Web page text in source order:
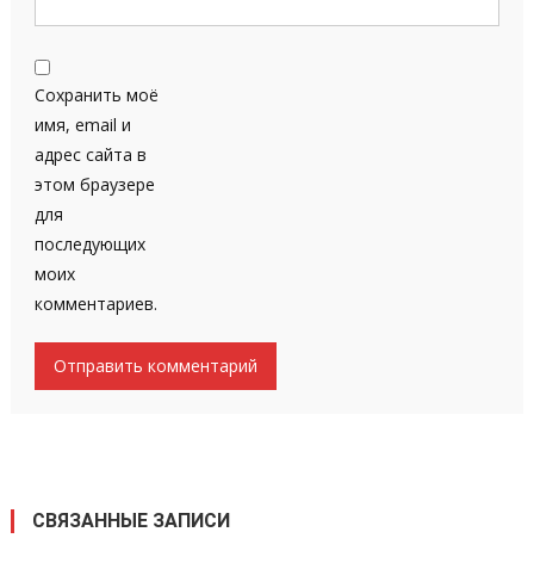
Сохранить моё
имя, email и
адрес сайта в
этом браузере
для
последующих
моих
комментариев.
СВЯЗАННЫЕ ЗАПИСИ